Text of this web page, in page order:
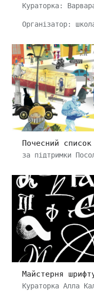
Кураторка:
Організатор:
Почесний
за підтримки
Майстерня
Кураторка Алла